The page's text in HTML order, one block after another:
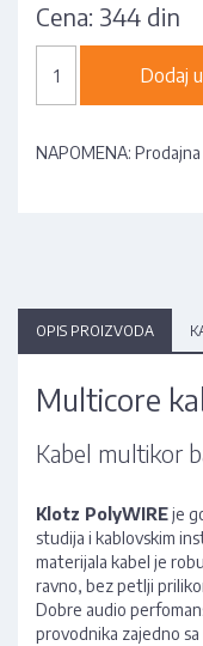
Cena: 344 din
Dodaj
NAPOMENA:
OPIS PROIZVODA
Multicore
Kabel multikor
Klotz PolyWIREje
studija i kablovskim
materijala kabel je
ravno, bez petlji
Dobre audio
provodnika zajedno